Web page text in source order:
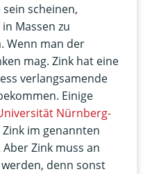
scheinen,
Massen zu
Wenn man der
mag. Zink hat eine
verlangsamende
Einige
Nürnberg-
Zink im genannten
Zink muss an
denn sonst